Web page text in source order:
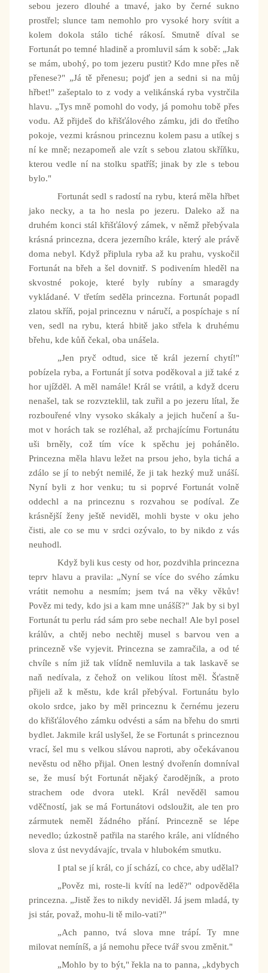
sebou jezero dlouhé a tmavé, jako by černé sukno
prostřel; slunce tam nemohlo pro vysoké hory svítit a
kolem dokola stálo tiché rákosí. Smutně díval se
Fortunát po temné hladině a promluvil sám k sobě: „Jak
se mám, ubohý, po tom jezeru pustit? Kdo mne přes ně
přenese?" „Já tě přenesu; pojď jen a sedni si na můj
hřbet!" zašeptalo to z vody a velikánská ryba vystrčila
hlavu. „Tys mně pomohl do vody, já pomohu tobě přes
vodu. Až přijdeš do křišťálového zámku, jdi do třetího
pokoje, vezmi krásnou princeznu kolem pasu a utíkej s
ní ke mně; nezapomeň ale vzít s sebou zlatou skříňku,
kterou vedle ní na stolku spatříš; jinak by zle s tebou
bylo."
Fortunát sedl s radostí na rybu, která měla hřbet
jako necky, a ta ho nesla po jezeru. Daleko až na
druhém konci stál křišťálový zámek, v němž přebývala
krásná princezna, dcera jezerního krále, který ale právě
doma nebyl. Když připlula ryba až ku prahu, vyskočil
Fortunát na břeh a šel dovnitř. S podivením hleděl na
skvostné pokoje, které byly rubíny a smaragdy
vykládané. V třetím seděla princezna. Fortunát popadl
zlatou skříň, pojal princeznu v náručí, a pospíchaje s ní
ven, sedl na rybu, která hbitě jako střela k druhému
břehu, kde kůň čekal, oba unášela.
„Jen pryč odtud, sice tě král jezerní chytí!"
pobízela ryba, a Fortunát jí sotva poděkoval a již také z
hor ujížděl. A měl namále! Král se vrátil, a když dceru
nenašel, tak se rozvzteklil, tak zuřil a po jezeru lítal, že
rozbouřené vlny vysoko skákaly a jejich hučení a šu-
mot v horách tak se rozléhal, až prchajícímu Fortunátu
uši brněly, což tím více k spěchu jej pohánělo.
Princezna měla hlavu ležet na prsou jeho, byla tichá a
zdálo se jí to nebýt nemilé, že ji tak hezký muž unáší.
Nyní byli z hor venku; tu si poprvé Fortunát volně
oddechl a na princeznu s rozvahou se podíval. Ze
krásnější ženy ještě neviděl, mohli byste v oku jeho
čisti, ale co se mu v srdci ozývalo, to by nikdo z vás
neuhodl.
Když byli kus cesty od hor, pozdvihla princezna
teprv hlavu a pravila: „Nyní se více do svého zámku
vrátit nemohu a nesmím; jsem tvá na věky věkův!
Pověz mi tedy, kdo jsi a kam mne unášíš?" Jak by si byl
Fortunát tu perlu rád sám pro sebe nechal! Ale byl posel
králův, a chtěj nebo nechtěj musel s barvou ven a
princezně vše vyjevit. Princezna se zamračila, a od té
chvíle s ním již tak vlídně nemluvila a tak laskavě se
naň nedívala, z čehož on velikou lítost měl. Šťastně
přijeli až k městu, kde král přebýval. Fortunátu bylo
okolo srdce, jako by měl princeznu k černému jezeru
do křišťálového zámku odvésti a sám na břehu do smrti
bydlet. Jakmile král uslyšel, že se Fortunát s princeznou
vrací, šel mu s velkou slávou naproti, aby očekávanou
nevěstu od něho přijal. Onen lestný dvořenín domníval
se, že musí být Fortunát nějaký čarodějník, a proto
strachem ode dvora utekl. Král nevěděl samou
vděčností, jak se má Fortunátovi odsloužit, ale ten pro
zármutek neměl žádného přání. Princezně se lépe
nevedlo; úzkostně patřila na starého krále, ani vlídného
slova z úst nevydávajíc, trvala v hlubokém smutku.
I ptal se jí král, co jí schází, co chce, aby udělal?
„Pověz mi, roste-li kvítí na ledě?" odpověděla
princezna. „Jistě žes to nikdy neviděl. Já jsem mladá, ty
jsi stár, považ, mohu-li tě milo-vati?"
„Ach panno, tvá slova mne trápí. Ty mne
milovat nemíníš, a já nemohu přece tvář svou změnit."
„Mohlo by to být," řekla na to panna, „kdybych